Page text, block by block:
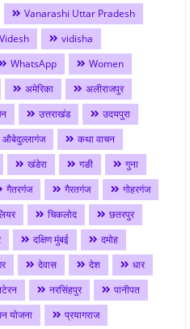
Vanarashi Uttar Pradesh
Videsh
vidisha
WhatsApp
Women
अमेरिका
अलीराजपुर
उत्तराखंड
उदयपुरा
औबेदुल्लागंज
कथा वाचन
खंडेरा गङी
गुना
गैतरगंज गैरतगंज
गोहरगंज
चिकलोद
छतरपुर
दक्षिण मुंबई
दमोह
देवास देश
धार
नरसिंहपुर
पानीपत
योजना
प्रयागराज